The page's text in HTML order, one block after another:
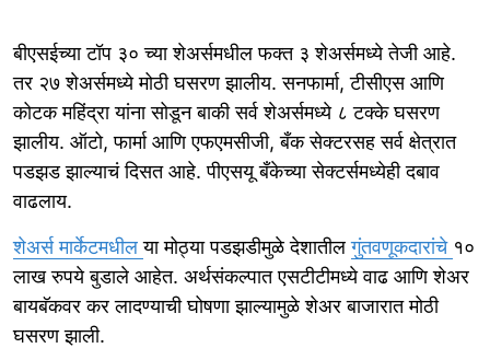
बीएसईच्या टॉप ३० च्या शेअर्समधील फक्त ३ शेअर्समध्ये तेजी आहे.
तर २७ शेअर्समध्ये मोठी घसरण झालीय. सनफार्मा, टीसीएस आणि
कोटक महिंद्रा यांना सोडून बाकी सर्व शेअर्समध्ये ८ टक्के घसरण
झालीय. ऑटो, फार्मा आणि एफएमसीजी, बँक सेक्टरसह सर्व क्षेत्रात
पडझड झाल्याचं दिसत आहे. पीएसयू बँकेच्या सेक्टर्समध्येही दबाव
वाढलाय.
शेअर्स मार्केटमधीलया मोठ्या पडझडीमुळे देशातीलगुंतवणूकदारांचे १०
लाख रुपये बुडाले आहेत. अर्थसंकल्पात एसटीटीमध्ये वाढ आणि शेअर
बायबॅकवर कर लादण्याची घोषणा झाल्यामुळे शेअर बाजारात मोठी
घसरण झाली.